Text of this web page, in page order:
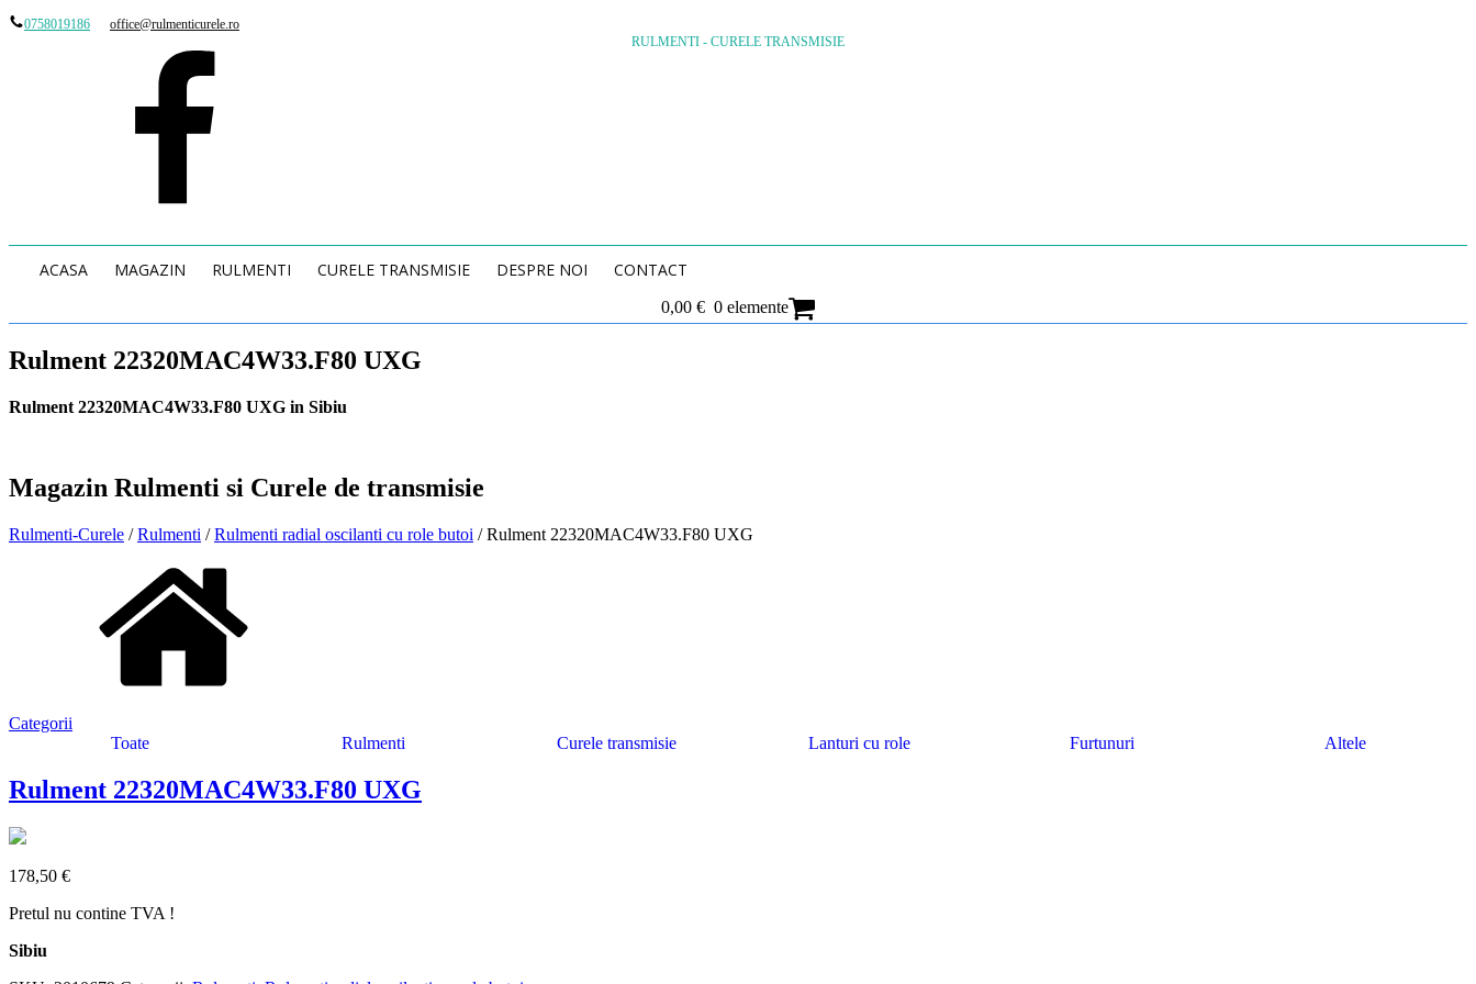
0758019186
office@rulmenticurele.ro
RULMENTI - CURELE TRANSMISIE
ACASA MAGAZIN RULMENTI CURELE TRANSMISIE DESPRE NOI CONTACT
0,00 € 0 elemente
Rulment 22320MAC4W33.F80 UXG
Rulment 22320MAC4W33.F80 UXG in Sibiu
Magazin Rulmenti si Curele de transmisie
Rulmenti-Curele /Rulmenti /Rulmenti radial oscilanti cu role butoi / Rulment 22320MAC4W33.F80 UXG
Categorii
Toate
Rulmenti Curele transmisie Lanturi cu role Furtunuri Altele
Rulment 22320MAC4W33.F80 UXG
178,50 €
Pretul nu contine TVA !
Sibiu